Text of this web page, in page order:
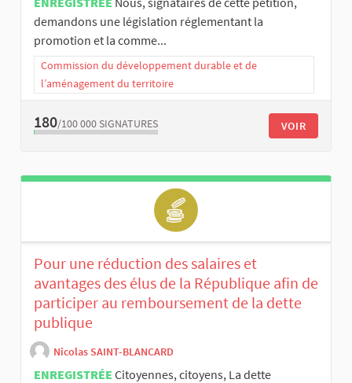
demandons une législation réglementant la
promotion et la comme...
Commission du développement durable et de
l’aménagement du territoire
180/100 000 SIGNATURES VOIR
Pour une réduction des salaires et
avantages des élus de la République afin de
participer au remboursement de la dette
publique
Nicolas SAINT-BLANCARD
ENREGISTRÉE Citoyennes, citoyens, La dette